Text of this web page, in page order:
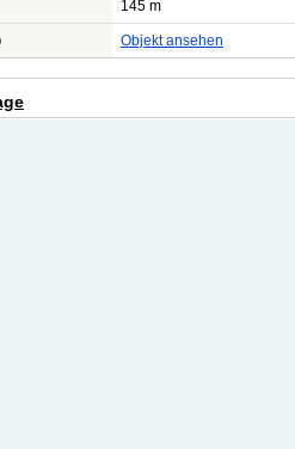
145 m
Objekt ansehen